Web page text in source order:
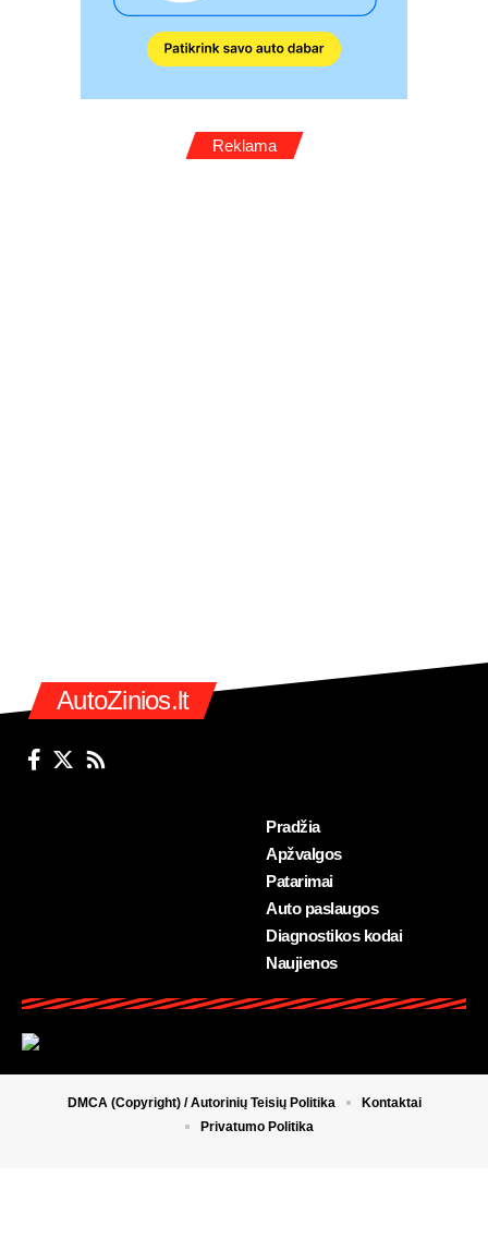
Reklama
AutoZinios.lt
Pradžia
Apžvalgos
Patarimai
Auto paslaugos
Diagnostikos kodai
Naujienos
DMCA (Copyright) / Autorinių Teisių Politika
Kontaktai
Privatumo Politika